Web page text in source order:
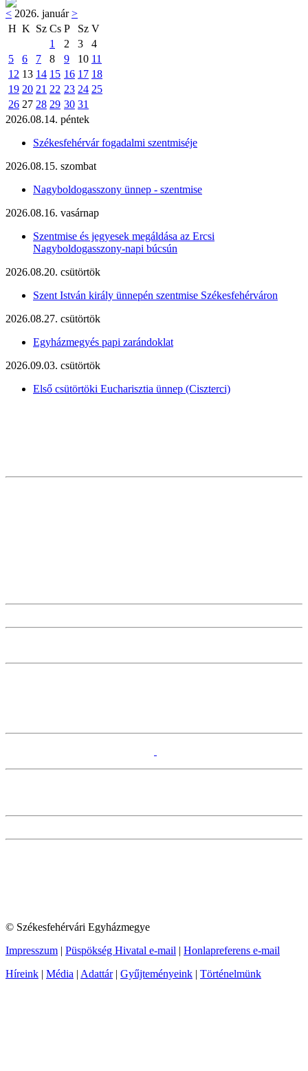
< 2026. január>
H K Sz Cs P Sz V
1
2 3
4
5
6 7 8 9 10 11
12 13 14 15 16 17 18
19 20 21 22 23 24 25
26 27 28 29 30 31
2026.08.14. péntek
Székesfehérvár fogadalmi szentmiséje
2026.08.15. szombat
Nagyboldogasszony ünnep - szentmise
2026.08.16. vasárnap
Szentmise és jegyesek megáldása az Ercsi
Nagyboldogasszony-napi búcsún
2026.08.20. csütörtök
Szent István király ünnepén szentmise Székesfehérváron
2026.08.27. csütörtök
Egyházmegyés papi zarándoklat
2026.09.03. csütörtök
Első csütörtöki Eucharisztia ünnep (Ciszterci)
© Székesfehérvári Egyházmegye
Impresszum | Püspökség Hivatal e-mail | Honlapreferens e-mail
Híreink | Média | Adattár| Gyűjteményeink | Történelmünk